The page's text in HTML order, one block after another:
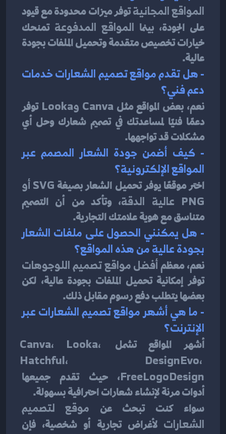
المواقع المجانية
على الجودة، بينما المواقع المدفوعة
عالية.
دعم فني؟
نعم، بعض المواقع مثل Canva وLooka توفر
مشكلات قد تواجهها.
- كيف أضمن جودة الشعار المصمم عبر
المواقع الإلكترونية؟
اختر موقعًا يوفر تحميل الشعار بصيغة
PNG عالية الدقة
متناسق مع هوية علامتك التجارية.
- هل يمكنني الحصول على ملفات الشعار
بجودة عالية من هذه المواقع؟
نعم، معظم أفضل مواقع تصميم اللوجوهات
بعضها يتطلب دفع رسوم مقابل ذلك.
- ما هي أشهر مواقع تصميم الشعارات عبر
الإنترنت؟
أشهر المواقع تشمل
Canva، Looka،
Hatchful، DesignEvo،
FreeLogoDesign
أدوات مرنة لإنشاء شعارات احترافية بسهولة.
سواء كنت تبحث عن
الشعارات